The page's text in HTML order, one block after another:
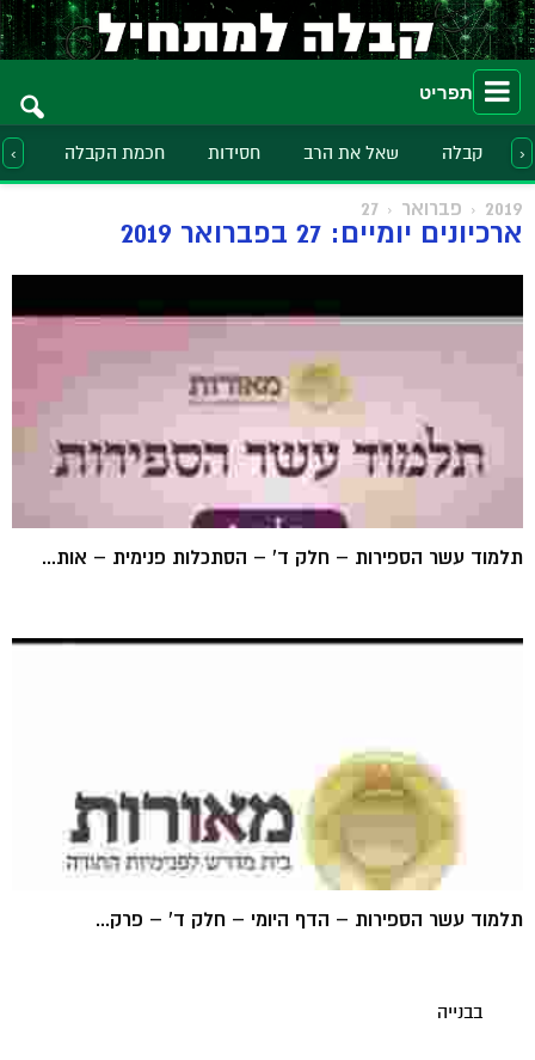
תפריט
קבלה שאל את הרב חסידות חכמת הקבלה ›
‹
2019 פברואר 27
ארכיונים יומיים: 27 בפברואר 2019
תלמוד עשר הספירות – חלק ד' – הסתכלות פנימית – אות...
תלמוד עשר הספירות – הדף היומי – חלק ד' – פרק...
בבנייה